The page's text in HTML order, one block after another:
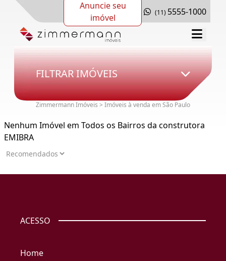
Anuncie seu
imóvel
(11) 5555-1000
FILTRAR IMÓVEIS
Zimmermann Imóveis > Imóveis à venda em São Paulo
Nenhum Imóvel em Todos os Bairros da construtora
EMIBRA
ACESSO
Home